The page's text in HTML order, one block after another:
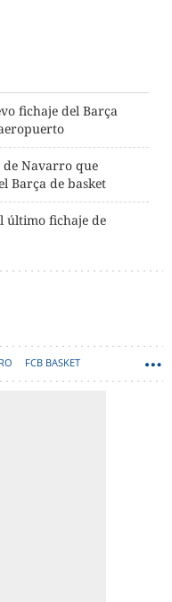
fichaje del Barça
de Navarro que
Barça de basket
último fichaje de
FCB BASKET